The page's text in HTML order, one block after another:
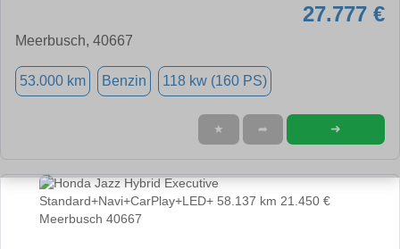
27.777 €
Meerbusch, 40667
53.000 km Benzin 118 kw (160 PS)
★ ➦ ➜